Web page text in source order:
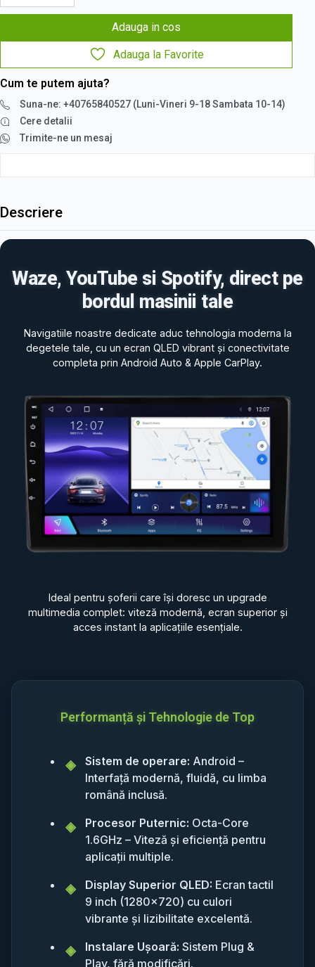
Adauga in cos
Adauga la Favorite
Cum te putem ajuta?
Suna-ne: +40765840527 (Luni-Vineri 9-18 Sambata 10-14)
Cere detalii
Trimite-ne un mesaj
Descriere
Waze, YouTube si Spotify, direct pe
bordul masinii tale
Navigatiile noastre dedicate aduc tehnologia moderna la
degetele tale, cu un ecran QLED vibrant și conectivitate
completa prin Android Auto & Apple CarPlay.
Ideal pentru șoferii care își doresc un upgrade
multimedia complet: viteză modernă, ecran superior și
acces instant la aplicațiile esențiale.
Performanță și Tehnologie de Top
Sistem de operare: Android –
Interfață modernă, fluidă, cu limba
română inclusă.
Procesor Puternic: Octa-Core
1.6GHz – Viteză și eficiență pentru
aplicații multiple.
Display Superior QLED: Ecran tactil
9 inch (1280x720) cu culori
vibrante și lizibilitate excelentă.
Instalare Ușoară: Sistem Plug &
Play, fără modificări.